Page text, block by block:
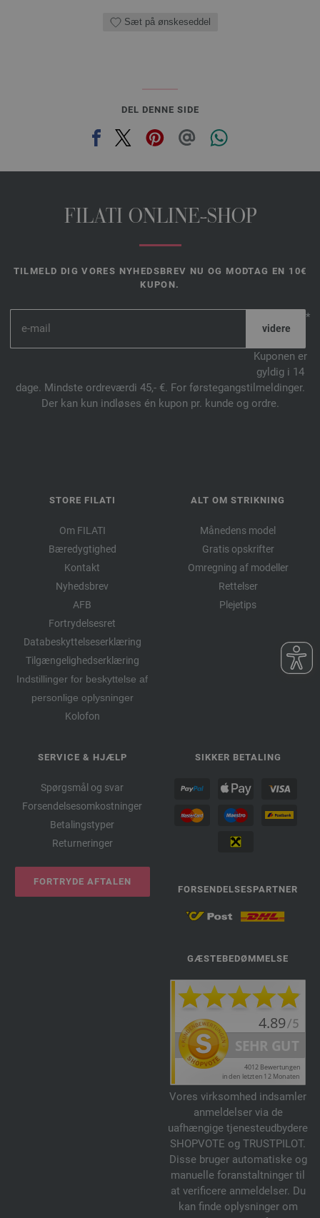
Sæt på ønskeseddel
DEL DENNE SIDE
FILATI ONLINE-SHOP
TILMELD DIG VORES NYHEDSBREV NU OG MODTAG EN 10€
KUPON.
*
Kuponen er
gyldig i 14
dage. Mindste ordreværdi 45,- €. For førstegangstilmeldinger.
Der kan kun indløses én kupon pr. kunde og ordre.
STORE FILATI
Om FILATI
Bæredygtighed
Kontakt
Nyhedsbrev
AFB
Fortrydelsesret
Databeskyttelseserklæring
Tilgængelighedserklæring
Indstillinger for beskyttelse af
personlige oplysninger
Kolofon
ALT OM STRIKNING
Månedens model
Gratis opskrifter
Omregning af modeller
Rettelser
Plejetips
SERVICE & HJÆLP
Spørgsmål og svar
Forsendelsesomkostninger
Betalingstyper
Returneringer
FORTRYDE AFTALEN
SIKKER BETALING
FORSENDELSESPARTNER
GÆSTEBEDØMMELSE
Vores virksomhed indsamler
anmeldelser via de
uafhængige tjenesteudbydere
SHOPVOTE og TRUSTPILOT.
Disse bruger automatiske og
manuelle foranstaltninger til
at verificere anmeldelser. Du
kan finde oplysninger om